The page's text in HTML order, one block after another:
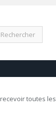
toutes les